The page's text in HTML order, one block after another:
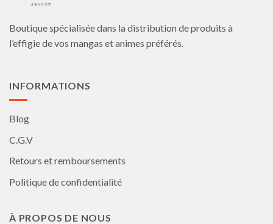
Boutique spécialisée dans la distribution de produits à
l’effigie de vos mangas et animes préférés.
INFORMATIONS
Blog
C.G.V
Retours et remboursements
Politique de confidentialité
À PROPOS DE NOUS